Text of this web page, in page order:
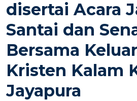
D
disertai Acara
Santai dan
Bersama
Kristen Kalam
Jayapura